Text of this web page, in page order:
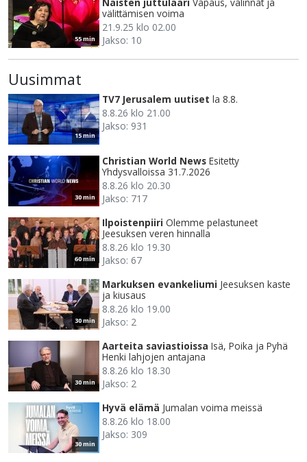
55 min
välittämisen voima
21.9.25 klo 02.00
Jakso: 10
Uusimmat
15 min
TV7 Jerusalem uutiset la 8.8.
8.8.26 klo 21.00
Jakso: 931
30 min
Christian World News Esitetty
Yhdysvalloissa 31.7.2026
8.8.26 klo 20.30
Jakso: 717
60 min
Ilpoistenpiiri Olemme pelastuneet
Jeesuksen veren hinnalla
8.8.26 klo 19.30
Jakso: 67
30 min
Markuksen evankeliumi Jeesuksen kaste
ja kiusaus
8.8.26 klo 19.00
Jakso: 2
30 min
Aarteita saviastioissa Isä, Poika ja Pyhä
Henki lahjojen antajana
8.8.26 klo 18.30
Jakso: 2
30 min
Hyvä elämä Jumalan voima meissä
8.8.26 klo 18.00
Jakso: 309